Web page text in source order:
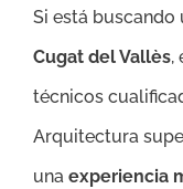
Si está buscando
Cugat del Vallès,
técnicos
Arquitectura
una experiencia